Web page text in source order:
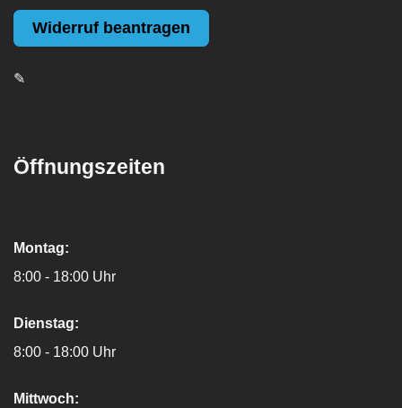
Widerruf beantragen
✎
Öffnungszeiten
Montag:
8:00 - 18:00 Uhr
Dienstag:
8:00 - 18:00 Uhr
Mittwoch: